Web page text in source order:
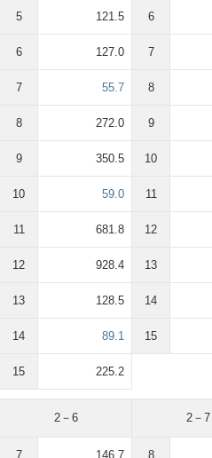
5 121.5
6 127.0
7 55.7
8 272.0
9 350.5
10 59.0
11 681.8
12 928.4
13 128.5
14 89.1
15 225.2
6
7
8
9
10
11
12
13
14
15
2－6
7 146.7
2－7
8